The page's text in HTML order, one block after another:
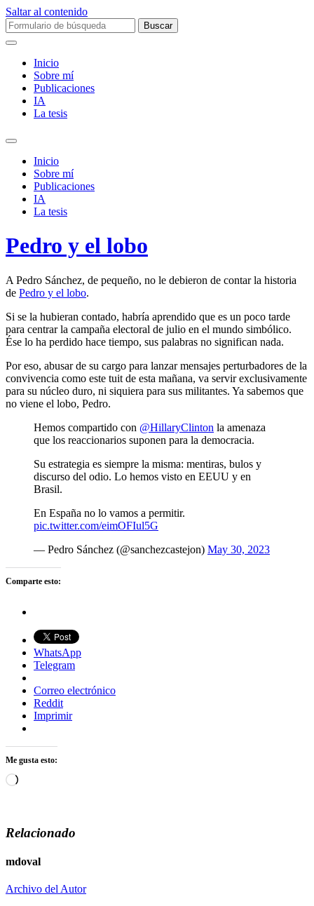
Saltar al contenido
Buscar:
Inicio
Sobre mí­
Publicaciones
IA
La tesis
Alternar
campo
búsqueda
Inicio
Sobre mí­
Publicaciones
IA
La tesis
Pedro y el lobo
A Pedro Sánchez, de pequeño, no le debieron de contar la historia
de Pedro y el lobo.
Si se la hubieran contado, habría aprendido que es un poco tarde
para centrar la campaña electoral de julio en el mundo simbólico.
Ése lo ha perdido hace tiempo, sus palabras no significan nada.
Por eso, abusar de su cargo para lanzar mensajes perturbadores de la
convivencia como este tuit de esta mañana, va servir exclusivamente
para su núcleo duro, ni siquiera para sus militantes. Ya sabemos que
no viene el lobo, Pedro.
Hemos compartido con @HillaryClinton la amenaza
que los reaccionarios suponen para la democracia.
Su estrategia es siempre la misma: mentiras, bulos y
discurso del odio. Lo hemos visto en EEUU y en
Brasil.
En España no lo vamos a permitir.
pic.twitter.com/eimOFIul5G
— Pedro Sánchez (@sanchezcastejon) May 30, 2023
Comparte esto:
WhatsApp
Telegram
Correo electrónico
Reddit
Imprimir
Me gusta esto:
Cargando...
Relacionado
mdoval
Archivo del Autor